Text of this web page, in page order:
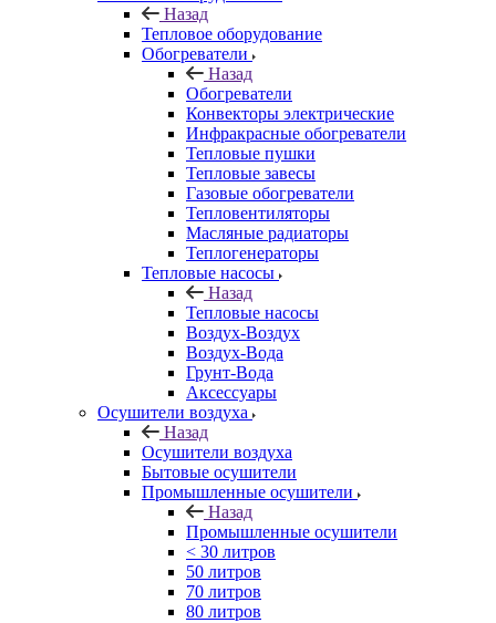
Назад
Тепловое оборудование
Обогреватели
Назад
Обогреватели
Конвекторы электрические
Инфракрасные обогреватели
Тепловые пушки
Тепловые завесы
Газовые обогреватели
Тепловентиляторы
Масляные радиаторы
Теплогенераторы
Тепловые насосы
Назад
Тепловые насосы
Воздух-Воздух
Воздух-Вода
Грунт-Вода
Аксессуары
Осушители воздуха
Назад
Осушители воздуха
Бытовые осушители
Промышленные осушители
Назад
Промышленные осушители
< 30 литров
50 литров
70 литров
80 литров